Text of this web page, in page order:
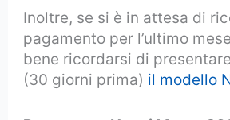
Inoltre, se si è in attesa di
pagamento per l’ultimo
bene ricordarsi di
(30 giorni prima) il modello